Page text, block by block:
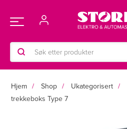
rett
innholdet
Main
Menu
Products
search
Hjem Shop Ukategorisert
trekkeboks Type 7